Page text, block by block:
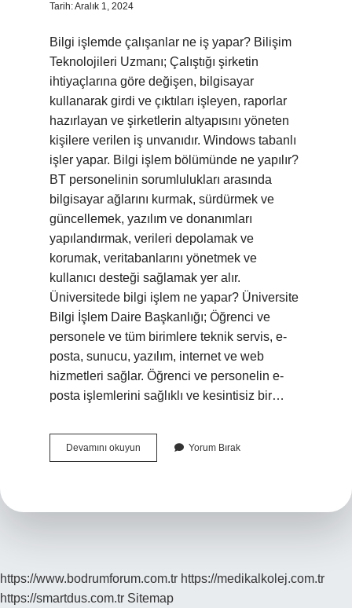
Tarih: Aralık 1, 2024
Bilgi işlemde çalışanlar ne iş yapar? Bilişim
Teknolojileri Uzmanı; Çalıştığı şirketin
ihtiyaçlarına göre değişen, bilgisayar
kullanarak girdi ve çıktıları işleyen, raporlar
hazırlayan ve şirketlerin altyapısını yöneten
kişilere verilen iş unvanıdır. Windows tabanlı
işler yapar. Bilgi işlem bölümünde ne yapılır?
BT personelinin sorumlulukları arasında
bilgisayar ağlarını kurmak, sürdürmek ve
güncellemek, yazılım ve donanımları
yapılandırmak, verileri depolamak ve
korumak, veritabanlarını yönetmek ve
kullanıcı desteği sağlamak yer alır.
Üniversitede bilgi işlem ne yapar? Üniversite
Bilgi İşlem Daire Başkanlığı; Öğrenci ve
personele ve tüm birimlere teknik servis, e-
posta, sunucu, yazılım, internet ve web
hizmetleri sağlar. Öğrenci ve personelin e-
posta işlemlerini sağlıklı ve kesintisiz bir…
Devamını okuyun Üniversite
Bilgi
Yorum Bırak
https://www.bodrumforum.com.tr https://medikalkolej.com.tr
https://smartdus.com.tr Sitemap